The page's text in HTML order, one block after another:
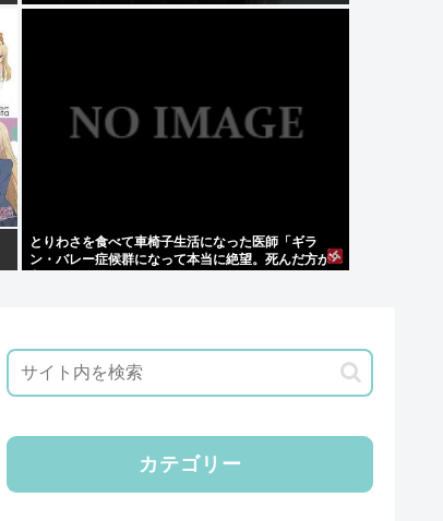
とりわさを食べて車椅子生活になった医師「ギラ
ン・バレー症候群になって本当に絶望。死んだ方が
カテゴリー